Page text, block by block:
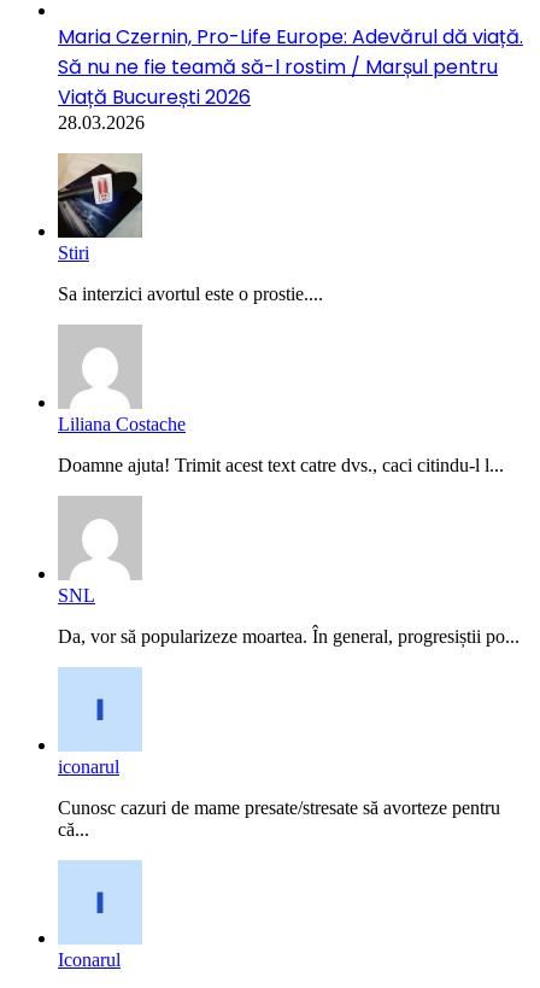
Maria Czernin, Pro-Life Europe: Adevărul dă viață.
Să nu ne fie teamă să-l rostim / Marșul pentru
Viață București 2026
28.03.2026
Stiri
Sa interzici avortul este o prostie....
Liliana Costache
Doamne ajuta! Trimit acest text catre dvs., caci citindu-l l...
SNL
Da, vor să popularizeze moartea. În general, progresiștii po...
iconarul
Cunosc cazuri de mame presate/stresate să avorteze pentru
că...
Iconarul